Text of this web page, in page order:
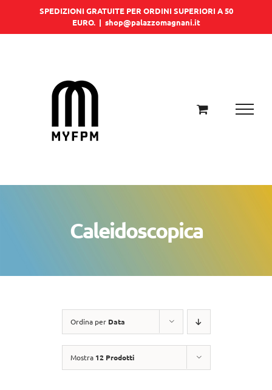
SPEDIZIONI GRATUITE PER ORDINI SUPERIORI A 50
EURO. | shop@palazzomagnani.it
Caleidoscopica
Ordina per Data
Mostra 12 Prodotti